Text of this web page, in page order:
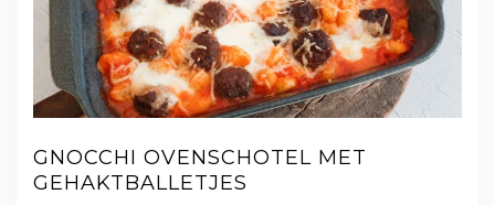
GNOCCHI OVENSCHOTEL MET
GEHAKTBALLETJES